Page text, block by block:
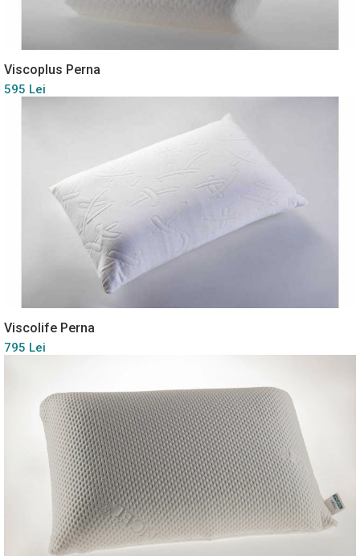
Viscoplus Perna
595 Lei
Viscolife Perna
795 Lei